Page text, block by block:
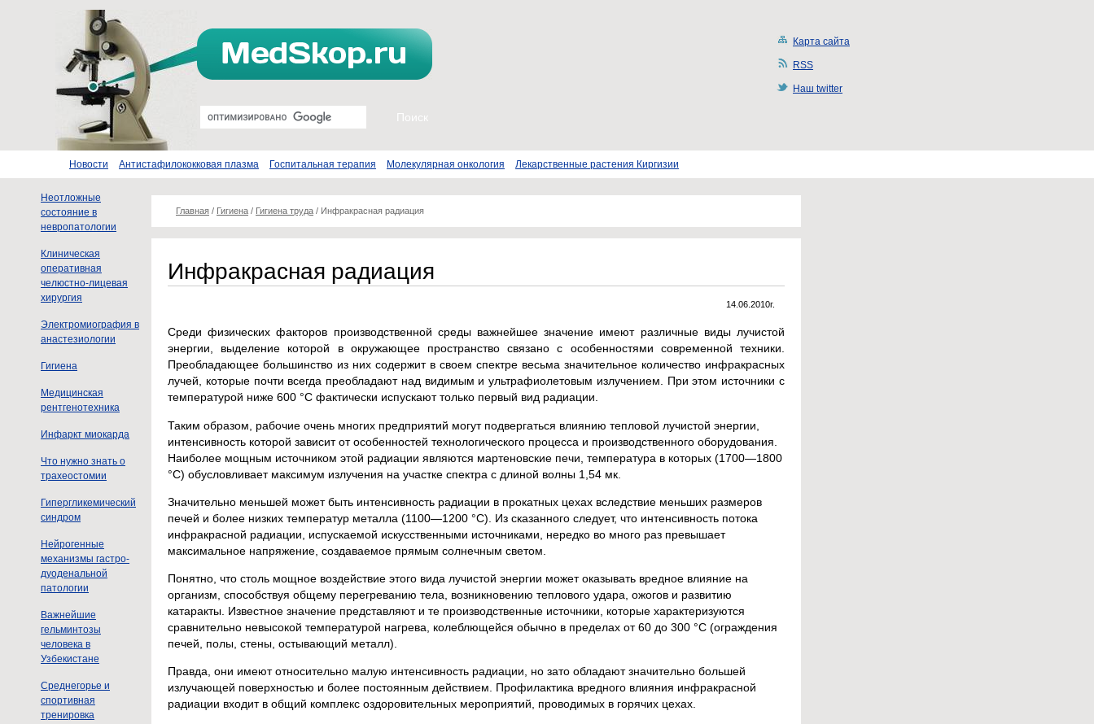
Карта сайта
RSS
Наш twitter
Новости Антистафилококковая плазма Госпитальная терапия Молекулярная онкология Лекарственные растения Киргизии
Неотложные
состояние в
невропатологии
Клиническая
оперативная
челюстно-лицевая
хирургия
Электромиография в
анастезиологии
Гигиена
Медицинская
рентгенотехника
Инфаркт миокарда
Что нужно знать о
трахеостомии
Гипергликемический
синдром
Нейрогенные
механизмы гастро-
дуоденальной
патологии
Важнейшие
гельминтозы
человека в
Узбекистане
Среднегорье и
спортивная
тренировка
Главная / Гигиена / Гигиена труда / Инфракрасная радиация
Инфракрасная радиация
14.06.2010г.
Среди физических факторов производственной среды важнейшее значение имеют различные виды лучистой
энергии, выделение которой в окружающее пространство связано с особенностями современной техники.
Преобладающее большинство из них содержит в своем спектре весьма значительное количество инфракрасных
лучей, которые почти всегда преобладают над видимым и ультрафиолетовым излучением. При этом источники с
температурой ниже 600 °С фактически испускают только первый вид радиации.
Таким образом, рабочие очень многих предприятий могут подвергаться влиянию тепловой лучистой энергии,
интенсивность которой зависит от особенностей технологического процесса и производственного оборудования.
Наиболее мощным источником этой радиации являются мартеновские печи, температура в которых (1700—1800
°С) обусловливает максимум излучения на участке спектра с длиной волны 1,54 мк.
Значительно меньшей может быть интенсивность радиации в прокатных цехах вследствие меньших размеров
печей и более низких температур металла (1100—1200 °С). Из сказанного следует, что интенсивность потока
инфракрасной радиации, испускаемой искусственными источниками, нередко во много раз превышает
максимальное напряжение, создаваемое прямым солнечным светом.
Понятно, что столь мощное воздействие этого вида лучистой энергии может оказывать вредное влияние на
организм, способствуя общему перегреванию тела, возникновению теплового удара, ожогов и развитию
катаракты. Известное значение представляют и те производственные источники, которые характеризуются
сравнительно невысокой температурой нагрева, колеблющейся обычно в пределах от 60 до 300 °С (ограждения
печей, полы, стены, остывающий металл).
Правда, они имеют относительно малую интенсивность радиации, но зато обладают значительно большей
излучающей поверхностью и более постоянным действием. Профилактика вредного влияния инфракрасной
радиации входит в общий комплекс оздоровительных мероприятий, проводимых в горячих цехах.